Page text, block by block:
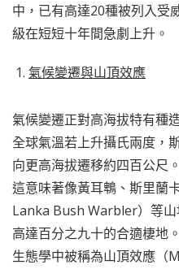
中，已有高達20種被列入受
級在短短十年間急劇上升。
氣候變遷與山頂效應
氣候變遷正對高海拔特有種
全球氣溫若上升攝氏兩度，
向更高海拔遷移約四百公尺
這意味著像黃耳鵯、斯里蘭
Lanka Bush Warbler）等
高達百分之九十的合適棲地
生態學中被稱為山頂效應（